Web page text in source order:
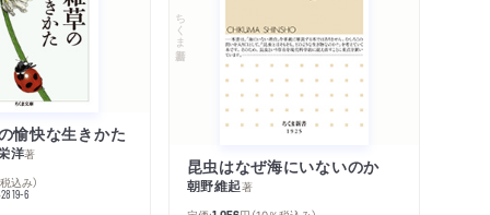
愉快な生きかた
洋著
込み）
6
ちくま新書
昆虫はなぜ海にいないのか
朝野維起著